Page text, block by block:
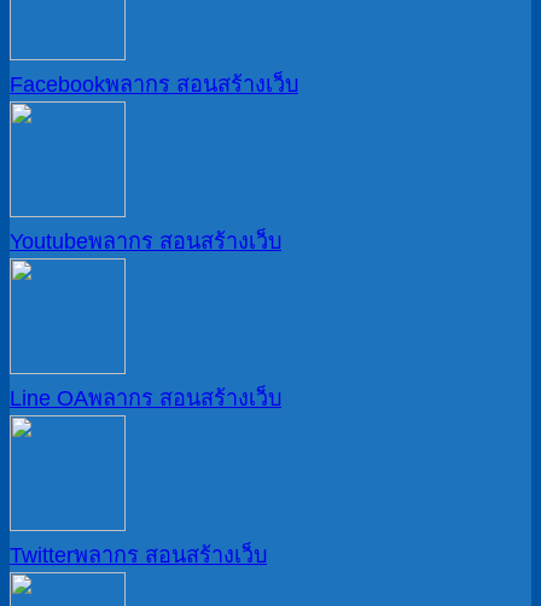
Facebookพลากร สอนสร้างเว็บ
Youtubeพลากร สอนสร้างเว็บ
Line OAพลากร สอนสร้างเว็บ
Twitterพลากร สอนสร้างเว็บ